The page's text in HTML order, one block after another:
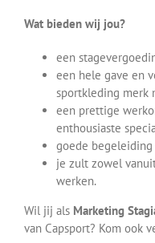
Wat bieden wij jou?
een
een hele gave en
sportkleding merk
een prettige
enthousiaste
goede
je zult zowel
werken.
Wil jij als Marketing
van Capsport? Kom ook